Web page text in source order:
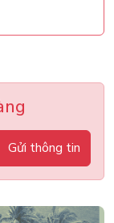
Gửi thông tin